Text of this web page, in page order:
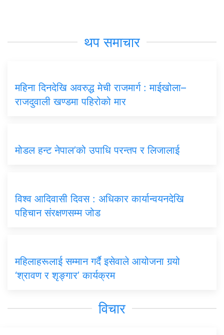
थप समाचार
महिना दिनदेखि अवरुद्ध मेची राजमार्ग : माईखोला–
राजदुवाली खण्डमा पहिरोको मार
मोडल हन्ट नेपाल’को उपाधि परन्तप र लिजालाई
विश्व आदिवासी दिवस : अधिकार कार्यान्वयनदेखि
पहिचान संरक्षणसम्म जोड
महिलाहरूलाई सम्मान गर्दै इसेवाले आयोजना गर्‍यो
‘श्रावण र शृङ्गार’ कार्यक्रम
विचार